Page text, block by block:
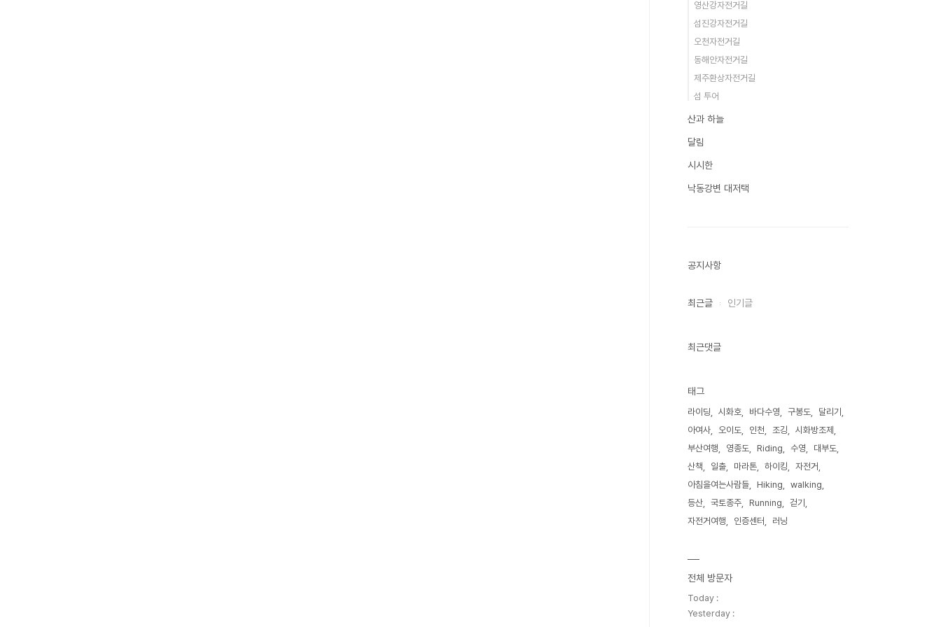
영산강자전거길
섬진강자전거길
오천자전거길
동해안자전거길
제주환상자전거길
섬 투어
산과 하늘
달림
시시한
낙동강변 대저택
공지사항
최근글 인기글
최근댓글
태그
라이딩 시화호 바다수영 구봉도
달리기
아여사
오이도 인천 조깅
시화방조제
부산여행
영종도 Riding 수영
대부도
산책
일출 마라톤 하이킹
자전거
아침을여는사람들
Hiking
walking
등산
국토종주 Running
걷기
자전거여행
인증센터 러닝
전체 방문자
Today :
Yesterday :